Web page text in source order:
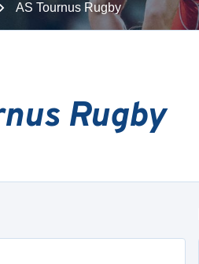
AS Tournus Rugby
Rugby